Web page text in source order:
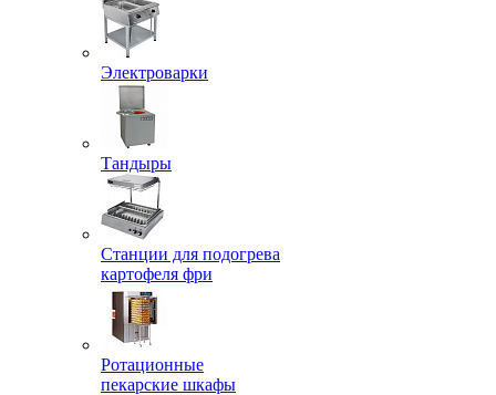
Электроварки
Тандыры
Станции для подогрева
картофеля фри
Ротационные
пекарские шкафы